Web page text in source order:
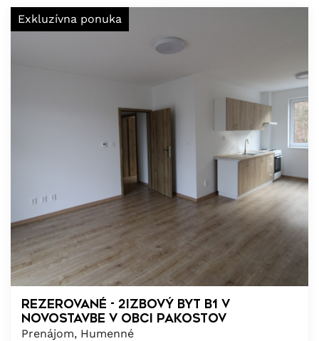
Exkluzívna ponuka
REZEROVANÉ - 2izbový byt B1 v
novostavbe v obci Pakostov
Prenájom, Humenné